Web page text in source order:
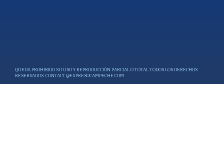
QUEDA PROHIBIDO SU USO Y REPRODUCCIÓN PARCIAL O TOTAL TODOS LOS DERECHOS
RESERVADOS. CONTACT@EXPRESOCAMPECHE.COM